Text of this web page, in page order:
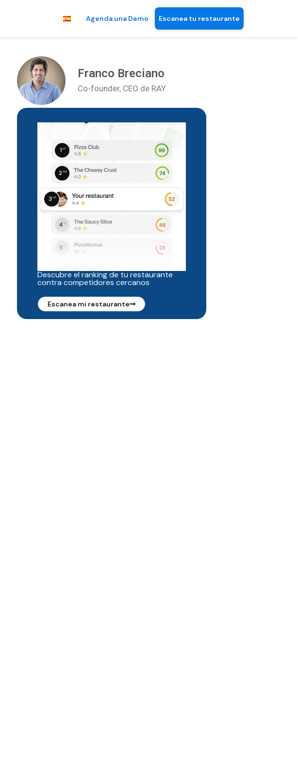
Agenda una Demo Escanea tu restaurante
Franco Breciano
Co-founder, CEO de RAY
Descubre el ranking de tu restaurante
contra competidores cercanos
Escanea mi restaurante